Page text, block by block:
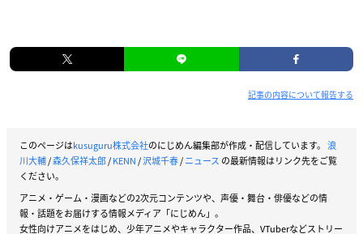
記事の内容について報告する
このページはkusuguru株式会社のにじめん編集部が作成・配信しています。 浪
川大輔/森久保祥太郎/KENN/沢城千春/ニュース の最新情報はリンク先をご覧
ください。
アニメ・ゲーム・漫画などの2次元コンテンツや、声優・舞台・俳優などの情
報・話題をお届けする情報メディア「にじめん」。
女性向けアニメをはじめ、少年アニメやキャラクター作品、VTuberなどストリー